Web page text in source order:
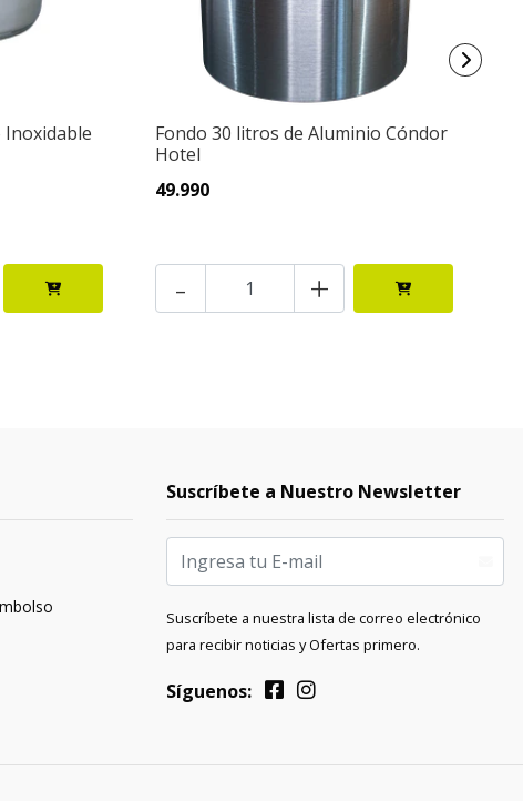
Inoxidable
Fondo 30 litros de Aluminio Cóndor
Hotel
49.990
- +
Suscríbete a Nuestro Newsletter
Suscríbete a nuestra lista de correo electrónico
para recibir noticias y Ofertas primero.
Síguenos: